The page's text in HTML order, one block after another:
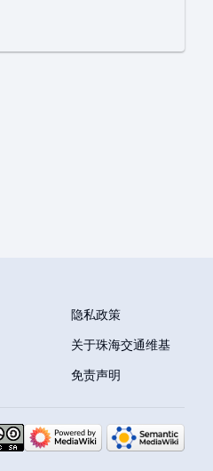
隐私政策
关于珠海交通维基
免责声明